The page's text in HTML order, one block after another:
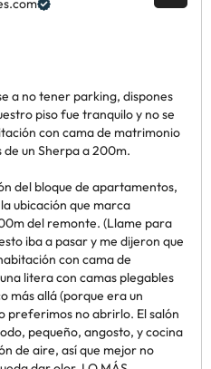
a no tener parking, dispones
piso fue tranquilo y no se
con cama de matrimonio
un Sherpa a 200m.
del bloque de apartamentos,
ubicación que marca
del remonte. (Llame para
iba a pasar y me dijeron que
con cama de
litera con camas plegables
más allá (porque era un
preferimos no abrirlo. El salón
pequeño, angosto, y cocina
de aire, así que mejor no